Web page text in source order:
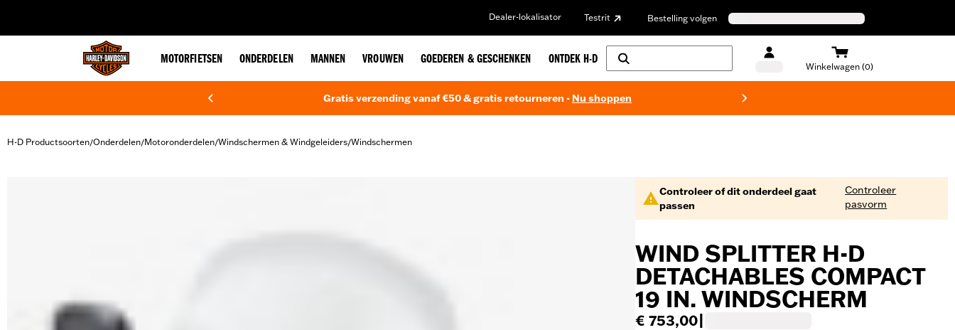
Dealer-lokalisator Testrit Bestelling volgen
MOTORFIETSEN ONDERDELEN MANNEN VROUWEN GOEDEREN & GESCHENKEN ONTDEK H-D
Winkelwagen (0)
Gratis verzending vanaf €50 & gratis retourneren - Nu shoppen
H-D Productsoorten/Onderdelen/Motoronderdelen/Windschermen & Windgeleiders/Windschermen
Controleer of dit onderdeel gaat
passen
Controleer
pasvorm
WIND SPLITTER H-D
DETACHABLES COMPACT
19 IN. WINDSCHERM
€ 753,00